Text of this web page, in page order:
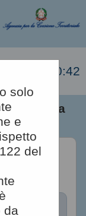
08/2026 10:42
solo
e
del
da i tuoi